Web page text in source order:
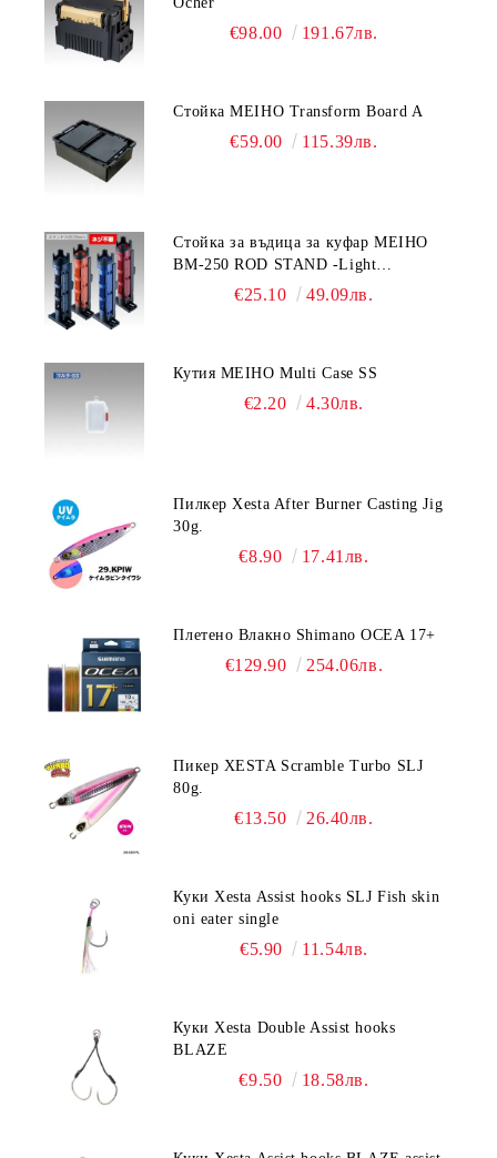
€98.00 191.67лв.
Стойка MEIHO Transform Board A
€59.00 115.39лв.
Стойка за въдица за куфар MEIHO
BM-250 ROD STAND -Light
Blue/Black color
€25.10 49.09лв.
Кутия MEIHO Multi Case SS
€2.20 4.30лв.
Пилкер Xesta After Burner Casting Jig
30g.
€8.90 17.41лв.
Плетено Влакно Shimano OCEA 17+
€129.90 254.06лв.
Пикер XESTA Scramble Turbo SLJ
80g.
€13.50 26.40лв.
Куки Xesta Assist hooks SLJ Fish skin
oni eater single
€5.90 11.54лв.
Куки Xesta Double Assist hooks
BLAZE
€9.50 18.58лв.